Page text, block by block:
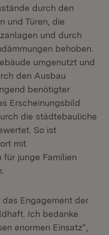
durch den
und Türen, die
und durch
behoben.
umgenutzt und
den Ausbau
benötigter
Erscheinungsbild
die städtebauliche
So ist
mit
junge Familien
das Engagement der
Ich bedanke
enormen Einsatz“,